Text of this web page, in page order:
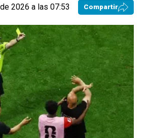
2026 a las 07:53 Compartir